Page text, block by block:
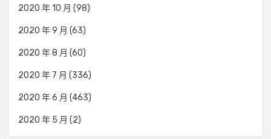
2020 年 10 月 (98)
2020 年 9 月 (63)
2020 年 8 月 (60)
2020 年 7 月 (336)
2020 年 6 月 (463)
2020 年 5 月 (2)